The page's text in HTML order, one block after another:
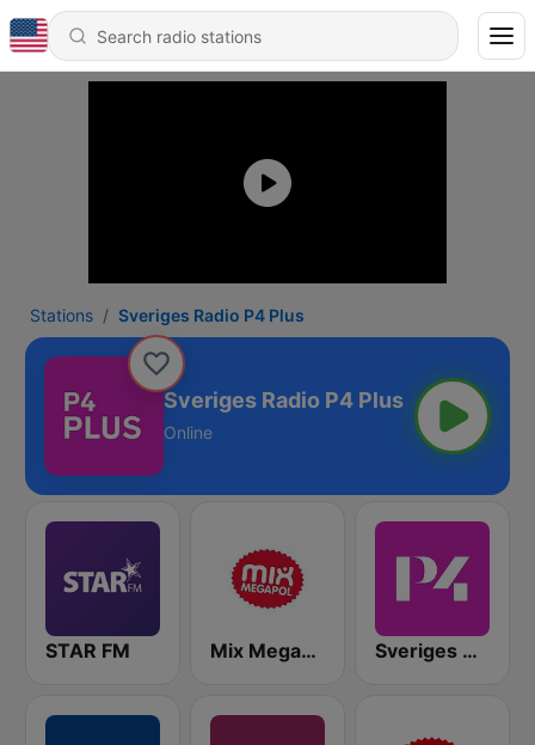
Stations Sveriges Radio P4 Plus
Sveriges Radio P4 Plus
Online
STAR FM Mix Megapol Sveriges Radio P4 Stockholm